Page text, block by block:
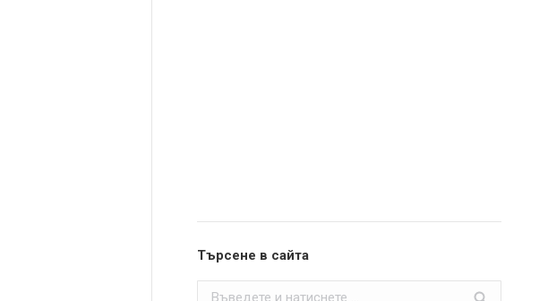
Търсене в сайта
Search: